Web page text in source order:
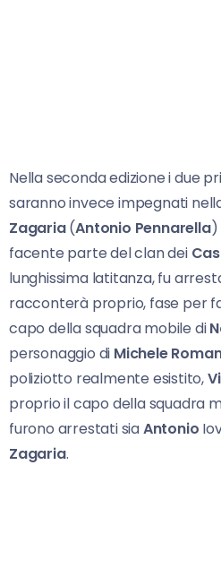
Nella seconda edizione i due
saranno invece impegnati
Zagaria(Antonio Pennarella)
facente parte del clan dei
lunghissima latitanza, fu
racconterà proprio, fase per
capo della squadra mobile di
personaggio di Michele
poliziotto realmente esistito,
proprio il capo della squadra
furono arrestati siaAntonio
Zagaria.